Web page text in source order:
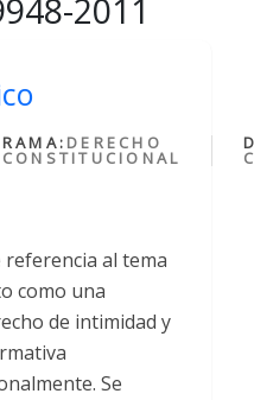
2011
RAMA: DERECHO
CONSTITUCIONAL
referencia al tema
como una
de intimidad y
Se